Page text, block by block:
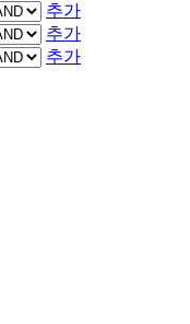
추가
추가
추가